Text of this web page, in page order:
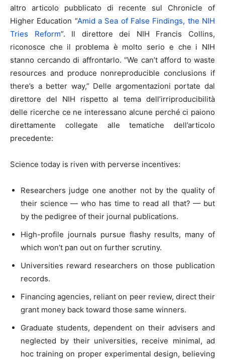
altro articolo pubblicato di recente sul Chronicle of
Higher Education “Amid a Sea of False Findings, the NIH
Tries Reform”. Il direttore dei NIH Francis Collins,
riconosce che il problema è molto serio e che i NIH
stanno cercando di affrontarlo. “We can’t afford to waste
resources and produce nonreproducible conclusions if
there’s a better way,” Delle argomentazioni portate dal
direttore del NIH rispetto al tema dell’irriproducibilità
delle ricerche ce ne interessano alcune perché ci paiono
direttamente collegate alle tematiche dell’articolo
precedente:
Science today is riven with perverse incentives:
Researchers judge one another not by the quality of
their science — who has time to read all that? — but
by the pedigree of their journal publications.
High-profile journals pursue flashy results, many of
which won’t pan out on further scrutiny.
Universities reward researchers on those publication
records.
Financing agencies, reliant on peer review, direct their
grant money back toward those same winners.
Graduate students, dependent on their advisers and
neglected by their universities, receive minimal, ad
hoc training on proper experimental design, believing